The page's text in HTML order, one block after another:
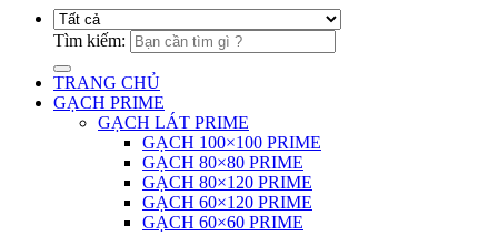
Tìm kiếm:
TRANG CHỦ
GẠCH PRIME
GẠCH LÁT PRIME
GẠCH 100×100 PRIME
GẠCH 80×80 PRIME
GẠCH 80×120 PRIME
GẠCH 60×120 PRIME
GẠCH 60×60 PRIME